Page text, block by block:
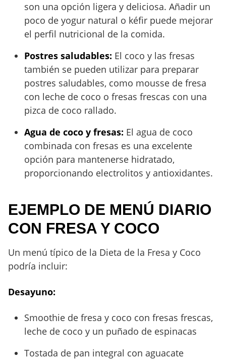
son una opción ligera y deliciosa. Añadir un
poco de yogur natural o kéfir puede mejorar
el perfil nutricional de la comida.
Postres saludables: El coco y las fresas
también se pueden utilizar para preparar
postres saludables, como mousse de fresa
con leche de coco o fresas frescas con una
pizca de coco rallado.
Agua de coco y fresas: El agua de coco
combinada con fresas es una excelente
opción para mantenerse hidratado,
proporcionando electrolitos y antioxidantes.
EJEMPLO DE MENÚ DIARIO
CON FRESA Y COCO
Un menú típico de la Dieta de la Fresa y Coco
podría incluir:
Desayuno:
Smoothie de fresa y coco con fresas frescas,
leche de coco y un puñado de espinacas
Tostada de pan integral con aguacate